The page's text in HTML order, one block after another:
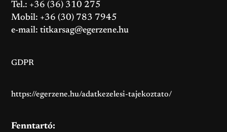
Tel.: +36 (36) 310 275
Mobil: +36 (30) 783 7945
e-mail:titkarsag@egerzene.hu
GDPR
https://egerzene.hu/adatkezelesi-tajekoztato/
Fenntartó: